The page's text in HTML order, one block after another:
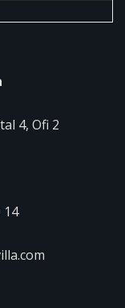
4, Ofi 2
14